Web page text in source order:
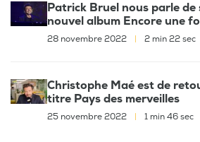
Patrick Bruel nous parle de
nouvel album Encore une
28 novembre 2022 2 min 22 sec
Christophe Maé est de
titre Pays des merveilles
25 novembre 2022 1 min 46 sec